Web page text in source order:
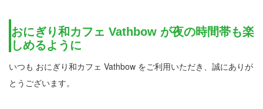
おにぎり和カフェ Vathbow が夜の時間帯も楽
しめるように
いつも おにぎり和カフェ Vathbow をご利用いただき、誠にありが
とうございます。